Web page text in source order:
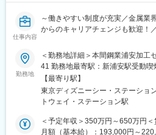
中途入社社員向け研修で必要な製
また、受講した研修や実務経験、
度）もあり、ステップアップのた
験・資格などの過不足を明確に認
ます。
■キャリアパス：
社員の約半分が中途入社の社員で
一切ございません。また年功序列
れる仕組みが整っています。
仕事内容
～働きやすい制度が充実／金属業
からのキャリアチェンジも歓迎！
ステンレス鋼材の流通および自社
販売する専門商社である当社にて
す。
■業務内容：
数百ある得意先への営業を展開し
玉、千葉、茨城を中心とした関東
勤務地
＜勤務地詳細＞本間鋼業浦安加工
41 勤務地最寄駅：新浦安駅受動喫
囲：会社の定める事業所
【最寄り駅】
東京ディズニーシー・ステーショ
トウェイ・ステーション駅
＜予定年収＞350万円～650万円
月額（基本給）：193,000円～